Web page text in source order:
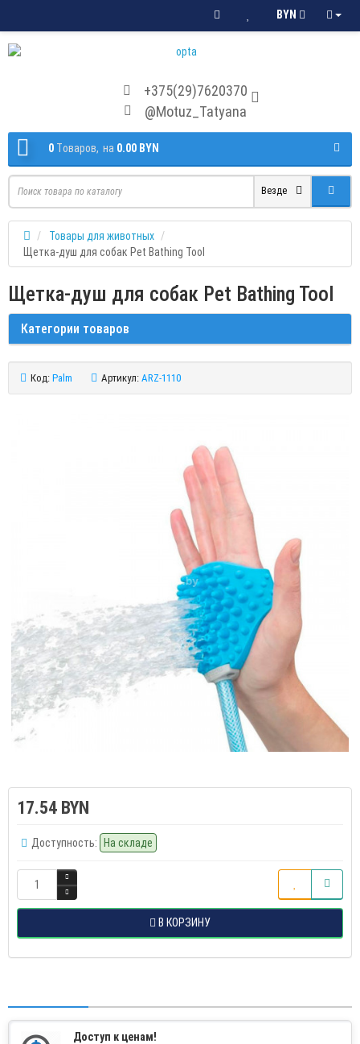
BYN
+375(29)7620370
@Motuz_Tatyana
0 Tоваров, на 0.00 BYN
Везде
Товары для животных
Щетка-душ для собак Pet Bathing Tool
Щетка-душ для собак Pet Bathing Tool
Категории товаров
Код: Palm Артикул: ARZ-1110
17.54 BYN
Доступность: На складе
В КОРЗИНУ
Доступ к ценам!